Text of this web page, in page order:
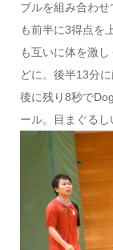
ブルを組み合わ
も前半に3得点を
も互いに体を激
どに。後半13分
後に残り8秒で
ール。目まぐるし